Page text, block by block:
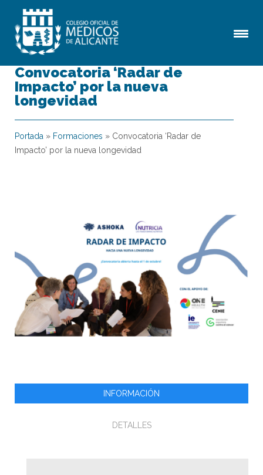
Convocatoria ‘Radar de
Impacto’ por la nueva
longevidad
Portada » Formaciones » Convocatoria ‘Radar de
Impacto’ por la nueva longevidad
INFORMACIÓN
DETALLES